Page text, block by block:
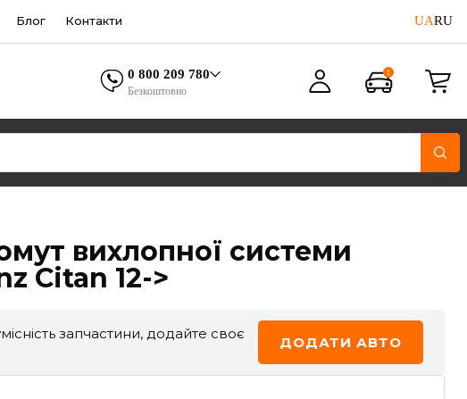
Блог Контакти UARU
0 800 209 780
Безкоштовно
вихлопної системи
Citan 12->
запчастини, додайте своє
ДОДАТИ АВТО